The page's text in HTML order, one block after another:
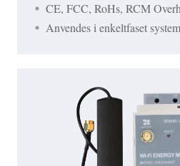
CE, FCC, RoHs, RCM
Anvendes i enkeltfaset system